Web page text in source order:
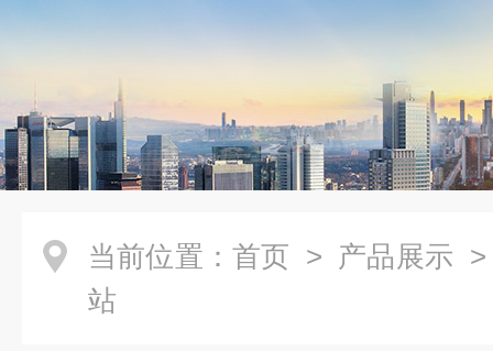
当前位置： 首页 > 产品展示
站